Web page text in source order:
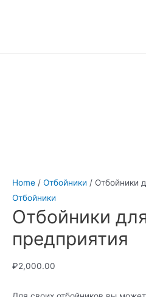
Home / Отбойники / Отбойники
Отбойники
Отбойники
предприятия
₽2,000.00